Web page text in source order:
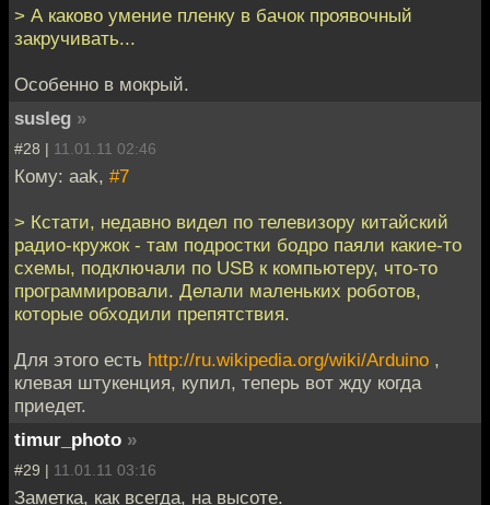
> А каково умение пленку в бачок проявочный
закручивать...
Особенно в мокрый.
susleg »
#28 | 11.01.11 02:46
Кому: aak, #7
> Кстати, недавно видел по телевизору китайский
радио-кружок - там подростки бодро паяли какие-то
схемы, подключали по USB к компьютеру, что-то
программировали. Делали маленьких роботов,
которые обходили препятствия.
Для этого есть http://ru.wikipedia.org/wiki/Arduino ,
клевая штукенция, купил, теперь вот жду когда
приедет.
timur_photo »
#29 | 11.01.11 03:16
Заметка, как всегда, на высоте.